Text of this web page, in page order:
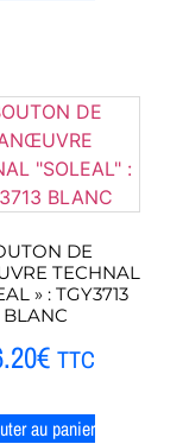
DE
TECHNAL
» : TGY3713
BLANC
€ TTC
au panier